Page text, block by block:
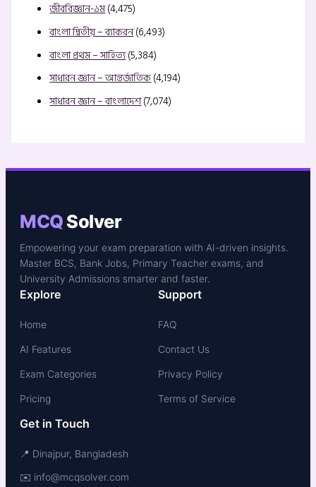
জীববিজ্ঞান-১ম(4,475)
বাংলা দ্বিতীয় – ব্যাকরন(6,493)
বাংলা প্রথম – সাহিত্য(5,384)
সাধারন জ্ঞান – আন্তর্জাতিক(4,194)
সাধারন জ্ঞান – বাংলাদেশ(7,074)
MCQSolver
Empowering your exam preparation with AI-driven insights.
Master BCS, Bank Jobs, Primary Teacher exams, and
University Admissions smarter and faster.
Explore
Home
AI Features
Exam Categories
Pricing
Support
FAQ
Contact Us
Privacy Policy
Terms of Service
Get in Touch
📍 Dinajpur, Bangladesh
✉️ info@mcqsolver.com